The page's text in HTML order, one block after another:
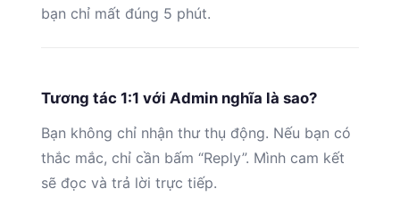
bạn chỉ mất đúng 5 phút.
Tương tác 1:1 với Admin nghĩa là sao?
Bạn không chỉ nhận thư thụ động. Nếu bạn có
thắc mắc, chỉ cần bấm “Reply”. Mình cam kết
sẽ đọc và trả lời trực tiếp.